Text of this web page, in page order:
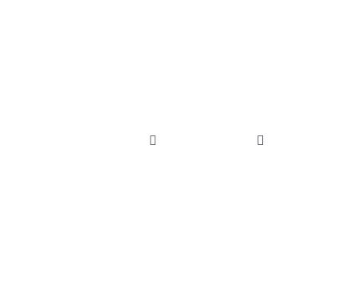
Toggle
Toggle